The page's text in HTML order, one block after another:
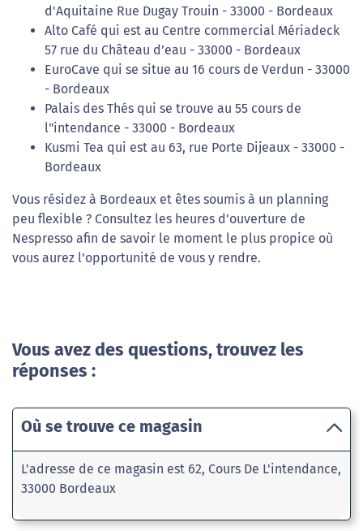
d'Aquitaine Rue Dugay Trouin - 33000 - Bordeaux
Alto Café qui est au Centre commercial Mériadeck
57 rue du Château d’eau - 33000 - Bordeaux
EuroCave qui se situe au 16 cours de Verdun - 33000
- Bordeaux
Palais des Thés qui se trouve au 55 cours de
l"intendance - 33000 - Bordeaux
Kusmi Tea qui est au 63, rue Porte Dijeaux - 33000 -
Bordeaux
Vous résidez à Bordeaux et êtes soumis à un planning
peu flexible ? Consultez les heures d'ouverture de
Nespresso afin de savoir le moment le plus propice où
vous aurez l'opportunité de vous y rendre.
Vous avez des questions, trouvez les
réponses :
Où se trouve ce magasin
L'adresse de ce magasin est 62, Cours De L'intendance,
33000 Bordeaux